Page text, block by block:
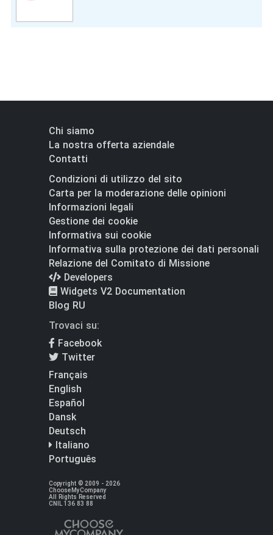
Chi siamo
La nostra offerta aziendale
Contatti
Condizioni di utilizzo del sito
Carta per la moderazione delle opinioni
Informazioni legali
Gestione dei cookie
Informativa sui cookie
Informativa sulla protezione dei dati personali
Relazione del Comitato di Missione
Developers
Widgets V2 Documentation
Blog RU
Trovaci su:
Facebook
Twitter
Français
English
Español
Dansk
Deutsch
Italiano
Português
Copyright © 2009 - 2026
ChooseMyCompany
All Rights Reserved
CNIL 136 83 88